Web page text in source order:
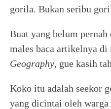
gorila. Bukan seribu
Buat yang belum
males baca artikelnya di
Geography, gue kasih
Koko itu adalah seekor
yang dicintai oleh warga